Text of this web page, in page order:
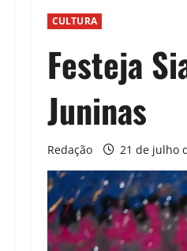
CULTURA
Festeja
Juninas
Redação 21 de julho